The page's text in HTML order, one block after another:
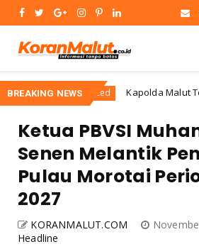
BREAKING NEWS
Uncategorized Kapolda Malut Tegaskan
Ketua PBVSI
Senen Melantik
Pulau Morotai
2027
KORANMALUT.COM
Headline